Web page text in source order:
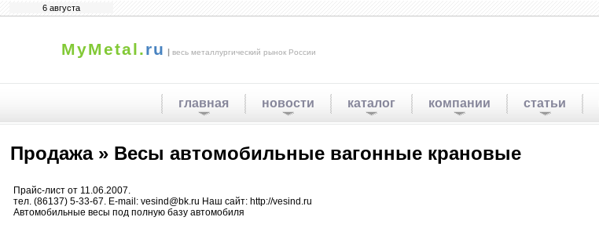
6 августа
MyMetal.ru | весь металлургический рынок России
главная новости каталог компании статьи
Продажа » Весы автомобильные вагонные крановые
Прайс-лист от 11.06.2007.
тел. (86137) 5-33-67. E-mail: vesind@bk.ru Наш сайт: http://vesind.ru
Автомобильные весы под полную базу автомобиля